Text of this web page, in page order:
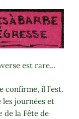
est rare…
confirme, il l’est.
les journées et
de la Fête de